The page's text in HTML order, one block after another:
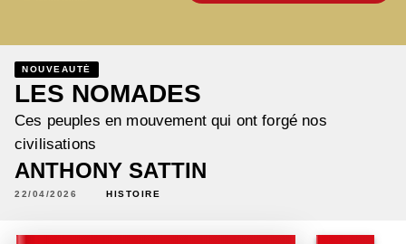
NOUVEAUTÉ
LES NOMADES
Ces peuples en mouvement qui ont forgé nos
civilisations
ANTHONY SATTIN
22/04/2026 HISTOIRE